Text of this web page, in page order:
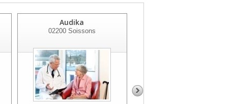
Audika
02200Soissons